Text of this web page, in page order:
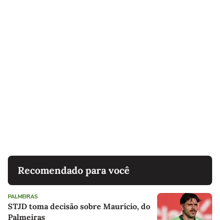
Recomendado para você
PALMEIRAS
STJD toma decisão sobre Maurício, do
Palmeiras